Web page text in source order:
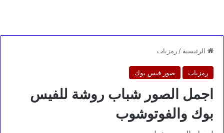
الرئيسية / رمزيات
رمزيات صور فيس بوك
اجمل الصور شباب روشة للفيس
بوك والفوتوشوب